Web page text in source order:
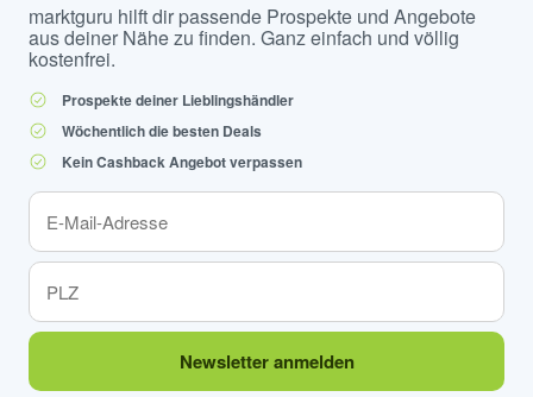
marktguru hilft dir passende Prospekte und Angebote
aus deiner Nähe zu finden. Ganz einfach und völlig
kostenfrei.
Prospekte deiner Lieblingshändler
Wöchentlich die besten Deals
Kein Cashback Angebot verpassen
Newsletter anmelden